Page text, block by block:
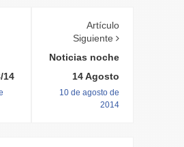
14
Artículo
Siguiente
Noticias noche
14 Agosto
10 de agosto de
2014